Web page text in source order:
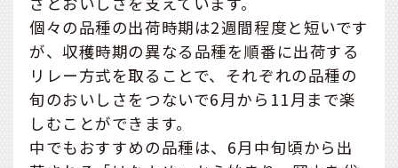
個々の品種の出荷時期は2週間程度と短いです
が、収穫時期の異なる品種を順番に出荷する
リレー方式を取ることで、それぞれの品種の
旬のおいしさをつないで6月から11月まで楽
しむことができます。
中でもおすすめの品種は、6月中旬頃から出